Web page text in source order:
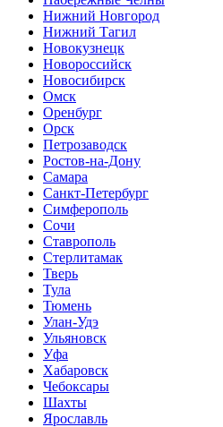
Нижний Новгород
Нижний Тагил
Новокузнецк
Новороссийск
Новосибирск
Омск
Оренбург
Орск
Петрозаводск
Ростов-на-Дону
Самара
Санкт-Петербург
Симферополь
Сочи
Ставрополь
Стерлитамак
Тверь
Тула
Тюмень
Улан-Удэ
Ульяновск
Уфа
Хабаровск
Чебоксары
Шахты
Ярославль